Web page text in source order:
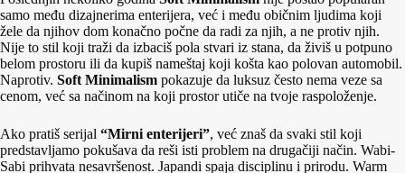
samo među dizajnerima enterijera, već i među običnim ljudima koji
žele da njihov dom konačno počne da radi za njih, a ne protiv njih.
Nije to stil koji traži da izbaciš pola stvari iz stana, da živiš u potpuno
belom prostoru ili da kupiš nameštaj koji košta kao polovan automobil.
Naprotiv. Soft Minimalism pokazuje da luksuz često nema veze sa
cenom, već sa načinom na koji prostor utiče na tvoje raspoloženje.
Ako pratiš serijal “Mirni enterijeri”, već znaš da svaki stil koji
predstavljamo pokušava da reši isti problem na drugačiji način. Wabi-
Sabi prihvata nesavršenost. Japandi spaja disciplinu i prirodu. Warm